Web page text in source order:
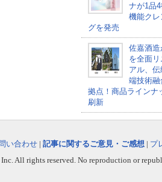
ナが1品
機能クレ
グを発売
佐嘉酒造
を全面リ
アル、
端技術融
拠点！商品ラインナ
刷新
い合わせ | 記事に関するご意見・ご感想 | プ
All rights reserved. No reproduction or